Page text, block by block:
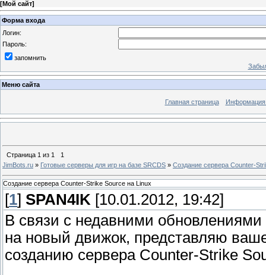
[Мой сайт]
Форма входа
Логин:
Пароль:
запомнить
Меню сайта
Главная страница Информация
Страница 1 из 1
1
JimBots.ru » Готовые серверы для игр на базе SRCDS » Создание сервера Counter-
Создание сервера Counter-Strike Source на Linux
[1] SPAN4IK [10.01.2012, 19:42]
В связи с недавними
на новый движок, представляю
созданию сервера Counter-Strike